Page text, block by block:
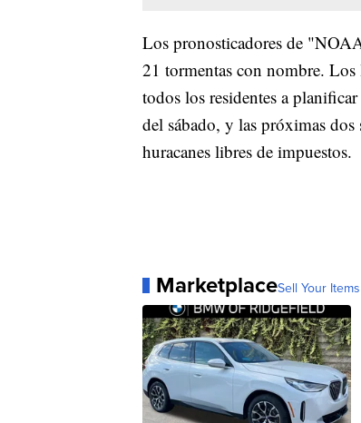
Los pronosticadores de
21 tormentas con nombre. Los
todos los residentes a
del sábado, y las próximas dos
huracanes libres de impuestos.
MarketplaceSell Your